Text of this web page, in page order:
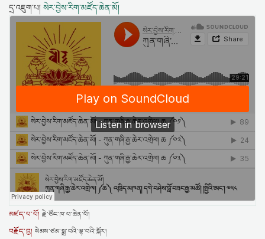
དྲ་འཇུག་པ། སེར་བྱེས་རིག་མཛོད་ཆེན་མོ།
མཛད་པ་པོ། རྗེ་ཙོང་ཁ་པ་ཆེན་པོ།
བརྗོད་བྱ། སེམས་ཙམ་སྨྲ་བའི་ལྟ་བའི་སྐོར།